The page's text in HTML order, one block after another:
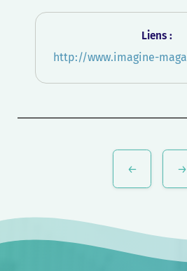
Liens :
http://www.imagine-